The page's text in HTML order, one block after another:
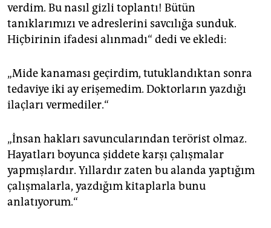
verdim. Bu nasıl gizli toplantı! Bütün
tanıklarımızı ve adreslerini savcılığa sunduk.
Hiçbirinin ifadesi alınmadı“ dedi ve ekledi:
„Mide kanaması geçirdim, tutuklandıktan sonra
tedaviye iki ay erişemedim. Doktorların yazdığı
ilaçları vermediler.“
„İnsan hakları savuncularından terörist olmaz.
Hayatları boyunca şiddete karşı çalışmalar
yapmışlardır. Yıllardır zaten bu alanda yaptığım
çalışmalarla, yazdığım kitaplarla bunu
anlatıyorum.“